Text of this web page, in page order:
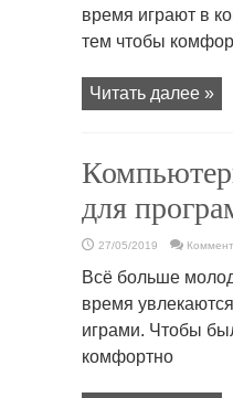
время играют в
тем чтобы
Читать далее »
для
27/05/2019
Всё больше
время
играми. Чтобы
комфортно